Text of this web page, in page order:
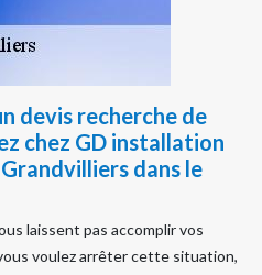
devis recherche de
chez GD installation
dans le
laissent pas accomplir vos
voulez arrêter cette situation,